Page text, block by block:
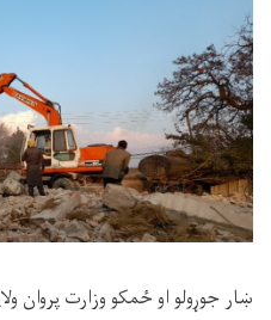
ښار جوړولو او ځمکو وزارت